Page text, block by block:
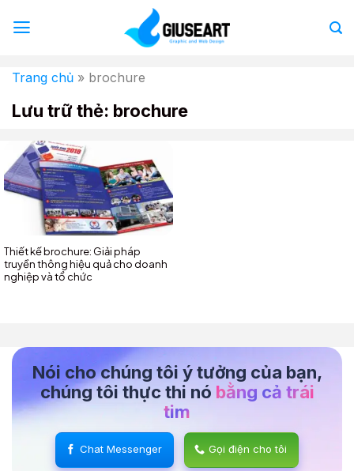
qua
Trang chủ » brochure
Lưu trữ thẻ: brochure
Thiết kế brochure: Giải pháp
truyền thông hiệu quả cho doanh
nghiệp và tổ chức
Nói cho chúng tôi ý tưởng của bạn,
chúng tôi thực thi nó bằng cả trái
tim
Chat Messenger Gọi điện cho tôi